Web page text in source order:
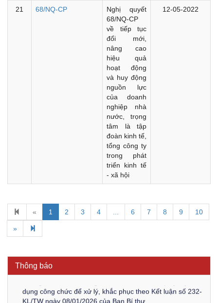
21 68/NQ-CP
Nghị quyết
68/NQ-CP
về tiếp tục
đổi mới,
nâng cao
hiệu quả
hoạt động
và huy động
nguồn lực
của doanh
nghiệp nhà
nước, trọng
tâm là tập
đoàn kinh tế,
tổng công ty
trong phát
triển kinh tế
- xã hội
12-05-2022
« 1 2 3 4 6 7 8 9 10
»
Thông báo
Kế hoạch Kiểm tra, sát hạch để tiếp nhận vào làm công
chức tỉnh Đắk Lắk năm 2026
KL/TW ngày 08/01/2026 của Ban Bí thư
Thông báo Về việc đăng tải các văn bản ôn tập kỳ tuyển
dụng công chức để xử lý, khắc phục theo Kết luận số 232-
KL/TW ngày 08/01/2026 của Ban Bí thư